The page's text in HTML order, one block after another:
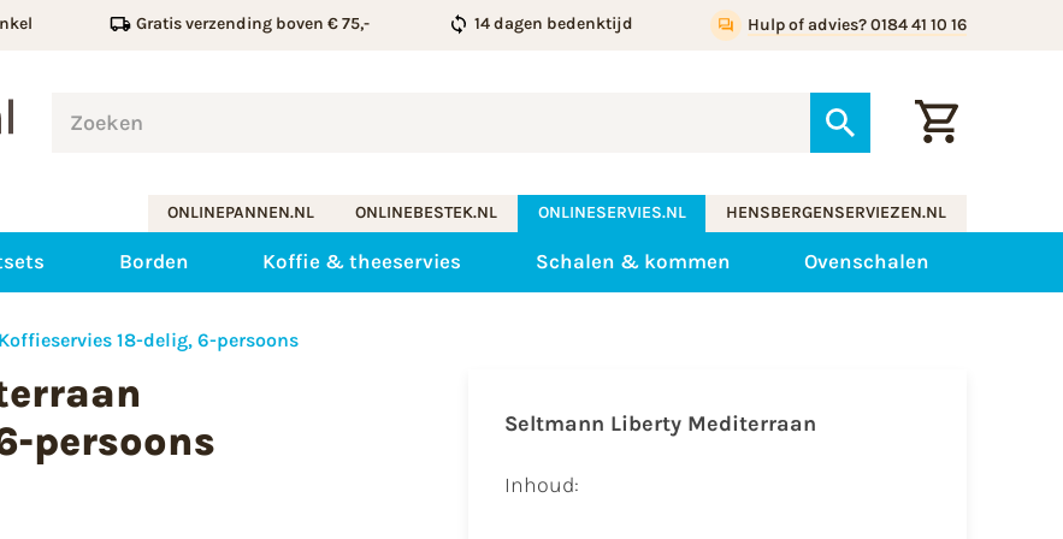
Gratis verzending boven € 75,- 14 dagen bedenktijd Hulp of advies? 0184 41 10 16
ONLINEPANNEN.NL ONLINEBESTEK.NL ONLINESERVIES.NL HENSBERGENSERVIEZEN.NL
Borden Koffie & theeservies Schalen & kommen Ovenschalen
18-delig, 6-persoons
persoons
Seltmann Liberty Mediterraan
Inhoud: